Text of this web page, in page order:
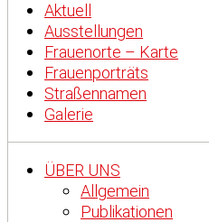
Aktuell
Ausstellungen
Frauenorte – Karte
Frauenporträts
Straßennamen
Galerie
ÜBER UNS
Allgemein
Publikationen